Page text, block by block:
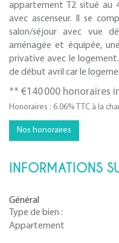
appartement T2 situé au
avec ascenseur. Il se
salon/séjour avec vue
aménagée et équipée,
privative avec le
de début avril car le
** €140 000 honoraires
Honoraires : 6.06% TTC à la
Nos honoraires
INFORMATIONS
Général
Type de bien :
Appartement